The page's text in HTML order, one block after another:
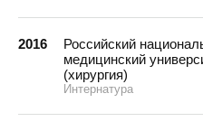
2016
Российский
медицинский
(хирургия)
Интернатура